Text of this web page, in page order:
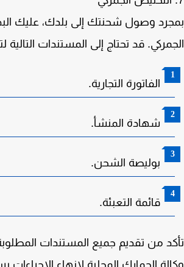
وصول شحنتك إلى بلدك، عليك البدء
قد تحتاج إلى المستندات التالية
الفاتورة التجارية.
شهادة المنشأ.
بوليصة الشحن.
قائمة التعبئة.
من تقديم جميع المستندات المطلوبة
الجمارك المحلية لإنهاء الإجراءات